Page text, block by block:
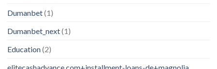
Dumanbet(1)
Dumanbet_next(1)
Education(2)